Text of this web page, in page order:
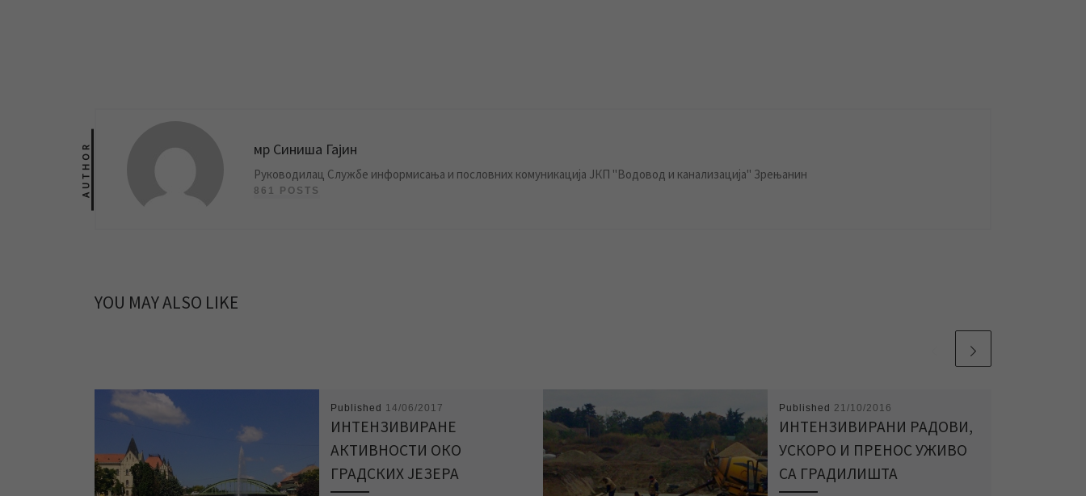
AUTHOR мр Синиша Гајин
Руководилац Службе информисања и пословних комуникација ЈКП "Водовод и канализација" Зрењанин
861 POSTS
YOU MAY ALSO LIKE
Published 14/06/2017
ИНТЕНЗИВИРАНЕ
АКТИВНОСТИ ОКО
ГРАДСКИХ ЈЕЗЕРА
Published 21/10/2016
ИНТЕНЗИВИРАНИ РАДОВИ,
УСКОРО И ПРЕНОС УЖИВО
СА ГРАДИЛИШТА